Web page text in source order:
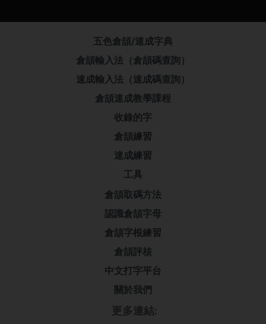
五色倉頡/速成字典
倉頡輸入法（倉頡碼查詢）
速成輸入法（速成碼查詢）
倉頡速成教學課程
收錄的字
倉頡練習
速成練習
工具
倉頡取碼方法
認識倉頡字母
倉頡字根練習
倉頡評核
中文打字平台
關於我們
更多連結: